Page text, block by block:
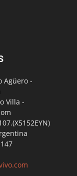
Agüero -
Villa -